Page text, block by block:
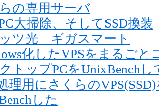
の専用サーバ
大掃除、そしてSSD換装
ツ光 ギガスマート
化したVPSをまるごと
トップPCをUnixBenchし
理用にさくらの
した